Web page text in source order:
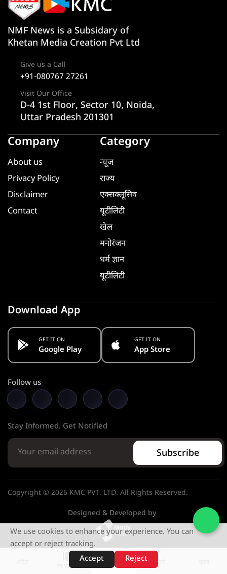
वेब स्टोरीज़
NMF News is a Subsidary of
Khetan Media Creation Pvt Ltd
Give us a Call
+91-080767 27261
Visit Our Office
D-4 1st Floor, Sector 10, Noida,
Uttar Pradesh 201301
Company
About us
Privacy Policy
Disclaimer
Contact
Category
न्यूज
राज्य
एक्सक्लूसिव
यूटीलिटी
खेल
मनोरंजन
धर्म ज्ञान
यूटीलिटी
Download App
GET IT ON
Google Play
GET IT ON
App Store
Follow us
Stay Informed. Get Notified
Subscribe
Copyright © 2026 KMC PVT. LTD. All Rights Reserved.
Designed & Developed by
We use cookies to enhance your experience. You can
accept or reject tracking.
Accept
Reject